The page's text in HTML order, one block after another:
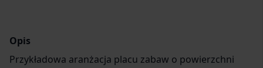
Opis
Przykładowa aranżacja placu zabaw o powierzchni